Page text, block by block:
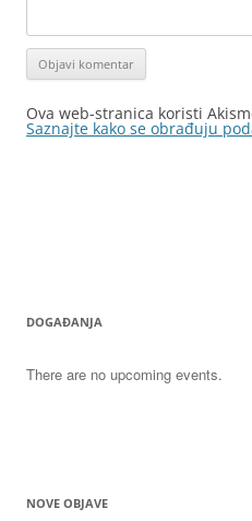
Ova web-stranica koristi
Saznajte kako se obrađuju
DOGAĐANJA
There are no upcoming events.
NOVE OBJAVE